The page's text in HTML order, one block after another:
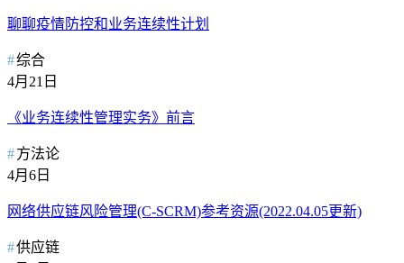
聊聊疫情防控和业务连续性计划
综合
4月21日
《业务连续性管理实务》前言
方法论
4月6日
网络供应链风险管理(C-SCRM)参考资源(2022.04.05更新)
供应链